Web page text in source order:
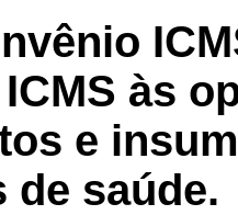
às
e
de saúde.